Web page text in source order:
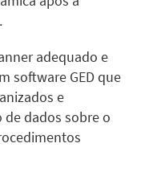
adequado e
software GED que
e
dados sobre o